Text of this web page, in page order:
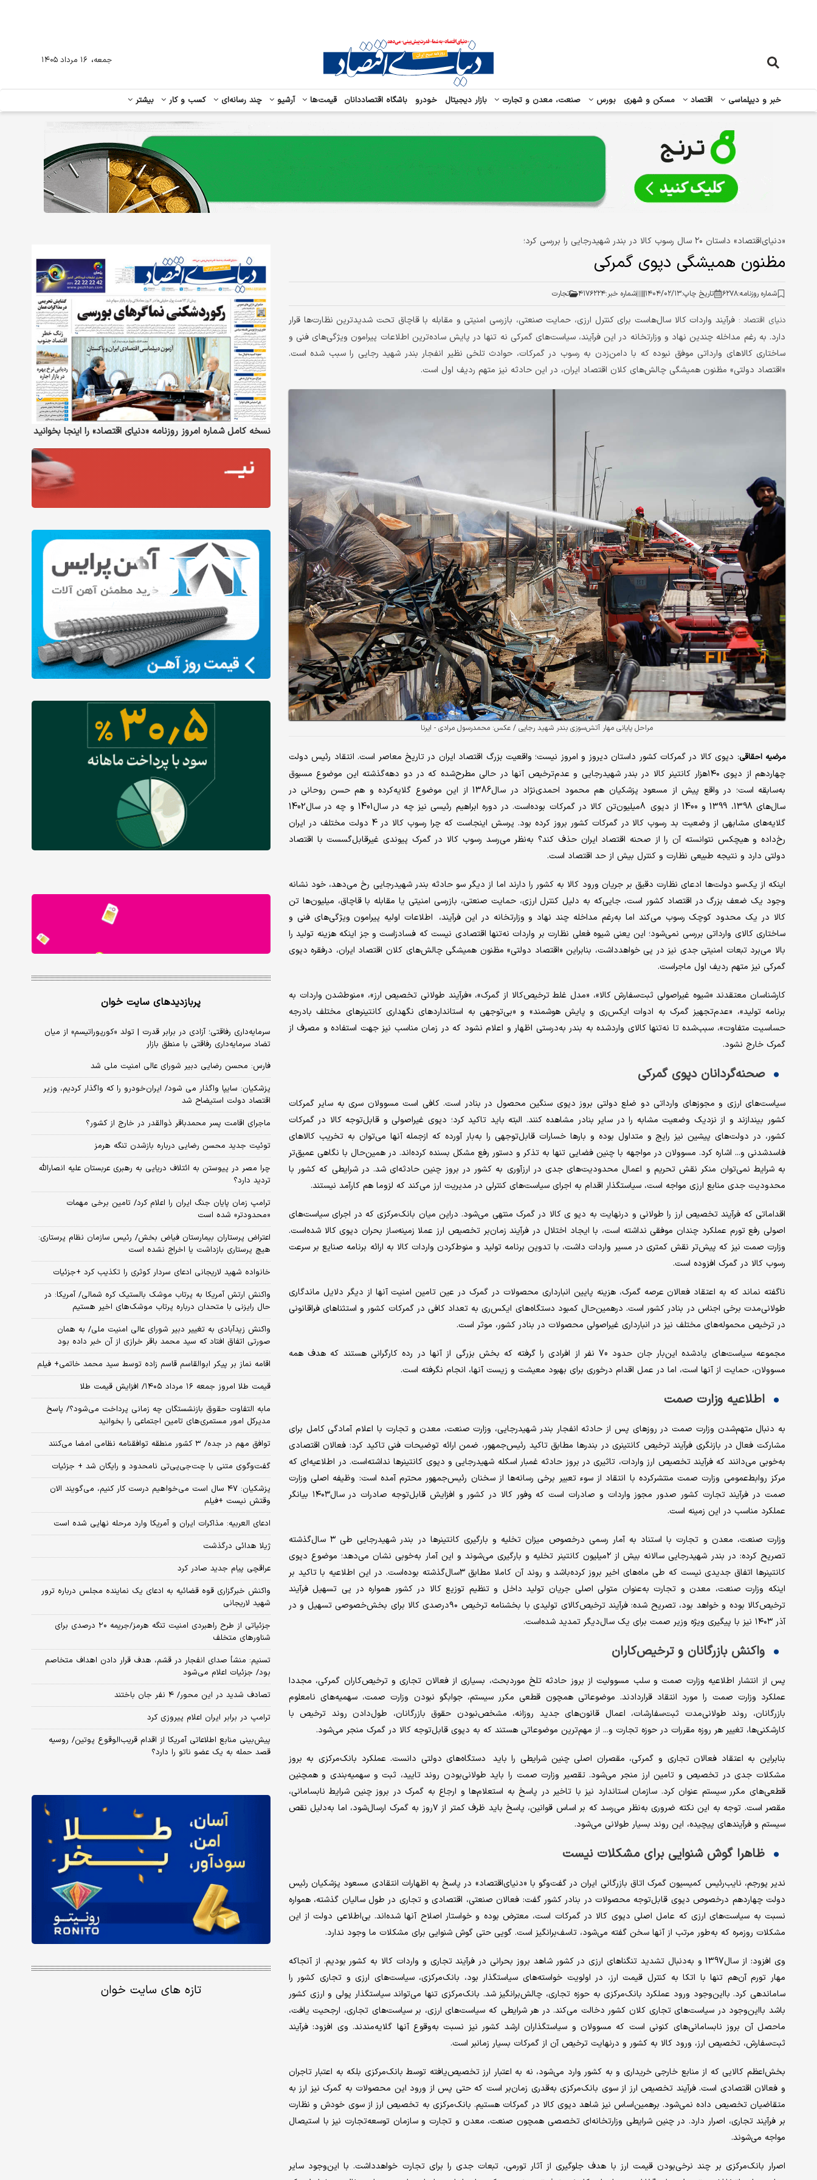
خبر و دیپلماسی اقتصاد مسکن و شهری بورس صنعت، معدن و تجارت بازار دیجیتال خودرو باشگاه اقتصاددانان قیمت‌ها آرشیو چند رسانه‌ای کسب و کار بیشتر
جمعه، ۱۶ مرداد ۱۴۰۵
«دنیای‌اقتصاد» داستان ۲۰‌ سال ‌رسوب‌ کالا در بندر شهیدرجایی را بررسی کرد؛
مظنون همیشگی دپوی گمرکی
شماره روزنامه:۶۲۷۸ تاریخ چاپ:۱۴۰۴/۰۲/۱۳ شماره خبر:۴۱۷۶۲۲۴ تجارت
دنیای اقتصاد :فرآیند واردات کالا سال‌هاست برای کنترل ارزی، حمایت صنعتی، بازرسی امنیتی و مقابله با قاچاق تحت شدیدترین نظارت‌ها قرار
دارد. به رغم مداخله چندین نهاد و وزارتخانه در این فرآیند، سیاست‌های گمرکی نه تنها در پایش ساد‌ه‌ترین اطلاعات پیرامون ویژگی‌های فنی و
ساختاری کالاهای وارداتی موفق نبوده که با دامن‌زدن به رسوب در گمرکات، حوادث تلخی نظیر انفجار بندر شهید رجایی را سبب شده است.
«اقتصاد دولتی» مظنون همیشگی چالش‌های کلان اقتصاد ایران، در این حادثه نیز متهم ردیف اول است.
مراحل پایانی مهار آتش‌سوزی بندر شهید رجایی / عکس: محمدرسول مرادی - ایرنا
مرضیه احقاقی: دپوی کالا در گمرکات کشور داستان دیروز و امروز نیست؛ واقعیت بزرگ اقتصاد ایران در تاریخ معاصر است. انتقاد رئیس دولت
چهاردهم از دپوی ۱۴۰هزار کانتینر کالا در بندر شهیدرجایی و عدم‌ترخیص آنها در حالی مطرح‌شده که در دو دهه‌گذشته این موضوع مسبوق
به‌سابقه است؛ در واقع پیش از مسعود پزشکیان‌ هم محمود احمدی‌‌‌‌‌نژاد در سال‌1386 از این موضوع گلایه‌کرده و هم حسن روحانی در
سال‌های 1398، 1399 و 1400 از دپوی 8‌میلیون‌تن کالا در گمرکات بوده‌است. در دوره ابراهیم رئیسی نیز چه در سال‌1401 و چه در سال‌1402
گلایه‌‌‌‌‌های مشابهی از وضعیت بد رسوب کالا در گمرکات کشور بروز کرده‌ بود. پرسش اینجاست که چرا رسوب کالا در 4 دولت مختلف در ایران
رخ‌داده و هیچکس نتوانسته آن را از صحنه اقتصاد ایران حذف کند؟ به‌نظر می‌رسد رسوب کالا در گمرک پیوندی غیرقابل‌گسست با اقتصاد
دولتی دارد و نتیجه طبیعی نظارت و کنترل بیش از حد اقتصاد است.
اینکه از یک‌سو دولت‌ها ادعای نظارت دقیق بر جریان ورود کالا به کشور را دارند اما از دیگر سو حادثه بندر شهیدرجایی رخ می‌دهد، خود نشانه
وجود یک ضعف بزرگ در اقتصاد کشور است، جایی‌که به دلیل کنترل ارزی، حمایت صنعتی، بازرسی امنیتی یا مقابله با قاچاق، ‌میلیون‌ها ‌تن
کالا در یک محدود کوچک رسوب می‌کند اما به‌رغم مداخله چند نهاد و وزارتخانه در این فرآیند، اطلاعات اولیه پیرامون ویژگی‌های فنی و
ساختاری کالای وارداتی بررسی نمی‌شود؛ این ‌یعنی شیوه فعلی نظارت بر واردات نه‌تنها اقتصادی نیست که فسادزاست و جز اینکه هزینه تولید را
بالا می‌برد تبعات امنیتی جدی نیز در پی خواهدداشت، بنابراین «اقتصاد دولتی» مظنون همیشگی چالش‌های کلان اقتصاد ایران، در‌فقره دپوی
گمرکی نیز متهم ردیف اول ماجراست.
کارشناسان معتقدند «شیوه غیر‌اصولی ثبت‌سفارش کالا»، «مدل غلط ترخیص‌کالا از گمرک»، «فرآیند طولانی تخصیص ارز»، «منوط‌شدن واردات به
برنامه تولید»، «عدم‌تجهیز گمرک به ادوات ایکس‌‌‌‌‌ری و پایش هوشمند» و «بی‌‌‌‌‌توجهی به استانداردهای نگهداری کانتینرهای مختلف با‌درجه
حساسیت متفاوت»، سبب‌شده تا نه‌تنها کالای واردشده به بندر به‌درستی اظهار و اعلام نشود که در زمان مناسب نیز جهت استفاده و مصرف از
گمرک خارج نشود.
صحنه‌‌‌‌‌گردانان دپوی گمرکی
سیاست‌های ارزی و مجوزهای وارداتی دو ضلع دولتی بروز دپوی سنگین محصول در بنادر است. کافی است مسوولان سری به سایر گمرکات
کشور بیندازند و از نزدیک وضعیت مشابه را در سایر بنادر مشاهده کنند. البته باید تاکید کرد؛ دپوی غیراصولی و قابل‌توجه کالا در گمرکات
کشور، در دولت‌های پیشین نیز رایج و متداول بوده و بارها خسارات قابل‌توجهی را به‌بار آورده که ازجمله آنها می‌توان به تخریب کالاهای
فاسدشدنی و... اشاره کرد. مسوولان در مواجهه با چنین فضایی تنها به تذکر و دستور رفع مشکل بسنده کرده‌اند. در همین‌‌‌‌‌حال با نگاهی عمیق‌تر
به شرایط نمی‌توان منکر نقش تحریم و اعمال محدودیت‌های جدی در ارزآوری به کشور در بروز چنین حادثه‌‌‌‌‌ای شد. در شرایطی که کشور با
محدودیت جدی منابع ارزی مواجه است، سیاستگذار اقدام به اجرای سیاست‌های کنترلی در مدیریت ارز می‌کند که لزوما هم کارآمد نیستند.
اقداماتی که فرآیند تخصیص ارز را طولانی و درنهایت به دپو ی کالا در گمرک منتهی می‌شود. دراین میان بانک‌مرکزی که در اجرای سیاست‌های
اصولی رفع تورم عملکرد چندان موفقی نداشته است، با ایجاد اختلال در فرآیند زمان‌بر تخصیص ارز عملا زمینه‌‌‌‌‌ساز بحران دپوی کالا شده‌است.
وزارت صمت نیز که پیش‌تر نقش کمتری در مسیر واردات داشت، با تدوین برنامه تولید و منوط‌کردن واردات کالا به ارائه برنامه صنایع بر سرعت
رسوب کالا در گمرک افزوده است.
ناگفته نماند که به اعتقاد فعالان عرصه گمرک، هزینه پایین انبارداری محصولات در گمرک در عین تامین امنیت آنها از دیگر دلایل ماندگاری
طولانی‌‌‌‌‌مدت برخی اجناس در بنادر کشور است. درهمین‌‌‌‌‌حال کمبود دستگاه‌های ایکس‌‌‌‌‌ری به تعداد کافی در گمرکات کشور و استثناهای فراقانونی
در ترخیص محموله‌‌‌‌‌های مختلف نیز در انبارداری غیراصولی محصولات در بنادر کشور، موثر است.
مجموعه سیاست‌های یادشده این‌بار جان حدود 70 نفر از افرادی را گرفته که بخش بزرگی از آنها در رده کارگرانی هستند که هدف همه
مسوولان، حمایت از آنها است، اما در عمل اقدام درخوری برای بهبود معیشت و زیست آنها، انجام نگرفته است.
اطلاعیه وزارت صمت
به دنبال متهم‌شدن وزارت صمت در روزهای پس از حادثه انفجار بندر شهیدرجایی، وزارت صنعت، معدن و تجارت با اعلام آمادگی کامل برای
مشارکت فعال در بازنگری فرآیند ترخیص کانتینری در بندرها مطابق تاکید رئیس‌جمهور، ضمن ارائه توضیحات فنی تاکید کرد: فعالان اقتصادی
به‌‌‌‌‌خوبی می‌دانند که فرآیند تخصیص ارز واردات، تاثیری در بروز حادثه غمبار اسکله شهیدرجایی و دپوی کانتینرها نداشته‌است. در اطلاعیه‌ای که
مرکز روابط‌عمومی وزارت صمت منتشر‌کرده با انتقاد از سوء تعبیر برخی رسانه‌ها از سخنان رئیس‌جمهور محترم آمده است: وظیفه اصلی وزارت
صمت در فرآیند تجارت کشور صدور مجوز واردات و صادرات است که وفور کالا در کشور و افزایش قابل‌توجه صادرات در سال‌۱۴۰۳ بیانگر
عملکرد مناسب در این زمینه است.
وزارت صنعت، معدن و تجارت با استناد به آمار رسمی درخصوص میزان تخلیه و بارگیری کانتینرها در بندر شهیدرجایی طی ۳ سال‌گذشته
تصریح کرده: در بندر شهیدرجایی سالانه بیش از ۲‌میلیون کانتینر تخلیه و بارگیری می‌شوند و این آمار به‌خوبی نشان می‌دهد؛ موضوع دپوی
کانتینرها اتفاق جدیدی نیست که طی ماه‌های اخیر بروز کرده‌باشد و روند آن کاملا مطابق ۳سال‌گذشته بوده‌است. در این اطلاعیه با تاکید بر
اینکه وزارت صنعت، معدن و تجارت به‌عنوان متولی اصلی جریان تولید داخل و تنظیم توزیع کالا در کشور همواره در پی تسهیل فرآیند
ترخیص‌کالا بوده و خواهد بود، تصریح شده: فرآیند ترخیص‌کالای تولیدی با بخشنامه ترخیص ۹۰‌درصدی کالا برای بخش‌خصوصی تسهیل و در
آذر ۱۴۰۳ نیز با پیگیری ویژه وزیر صمت برای یک سال‌دیگر تمدید شده‌است.
واکنش بازرگانان و ترخیص‌کاران
پس از انتشار اطلاعیه وزارت صمت و سلب مسوولیت از بروز حادثه تلخ موردبحث، بسیاری از فعالان تجاری و ترخیص‌‌‌‌‌کاران گمرکی، مجددا
عملکرد وزارت صمت را مورد انتقاد قراردادند. موضوعاتی همچون قطعی مکرر سیستم، جوابگو نبودن وزارت صمت، سهمیه‌‌‌‌‌های نامعلوم
بازرگانان، روند طولانی‌‌‌‌‌مدت ثبت‌سفارشات، اعمال قانون‌‌‌‌‌های جدید روزانه، مشخص‌نبودن حقوق بازرگانان، طول‌دادن روند ترخیص با
کارشکنی‌‌‌‌‌ها، تغییر هر روزه مقررات در حوزه تجارت و... از مهم‌ترین موضوعاتی هستند که به دپوی قابل‌توجه کالا در گمرک منجر می‌شود.
بنابراین به اعتقاد فعالان تجاری و گمرکی، مقصران اصلی چنین شرایطی را باید دستگاه‌های دولتی دانست. عملکرد بانک‌مرکزی به بروز
مشکلات جدی در تخصیص و تامین ارز منجر می‌شود. تقصیر وزارت صمت را باید طولانی‌بودن روند تایید، ثبت و سهمیه‌‌‌‌‌بندی و همچنین
قطعی‌‌‌‌‌های مکرر سیستم عنوان کرد. سازمان استاندارد نیز با تاخیر در پاسخ به استعلام‌‌‌‌‌ها و ارجاع به گمرک در بروز چنین شرایط نابسامانی،
مقصر است. توجه به این نکته ضروری به‌نظر می‌رسد که بر اساس قوانین، پاسخ باید ظرف کمتر از ۷‌روز به گمرک ارسال‌شود، اما به‌دلیل نقص
سیستم و فرآیندهای پیچیده، این روند بسیار طولانی می‌شود.
ظاهرا گوش شنوایی برای مشکلات نیست
ندیر پورجم، نایب‌رئیس کمیسیون گمرک اتاق بازرگانی ایران در گفت‌وگو با «دنیای‌اقتصاد» در پاسخ به اظهارات انتقادی مسعود پزشکیان رئیس
دولت چهاردهم درخصوص دپوی قابل‌توجه محصولات در بنادر کشور گفت: فعالان صنعتی، اقتصادی و تجاری در طول سالیان گذشته، همواره
نسبت به سیاست‌های ارزی که عامل اصلی دپوی کالا در گمرکات است، معترض بوده‌‌‌‌‌ و خواستار اصلاح آنها شده‌اند. بی‌‌‌‌‌اطلاعی دولت از این
مشکلات روزمره که به‌‌‌‌‌طور مرتب از آنها سخن گفته می‌شود، تاسف‌‌‌‌‌برانگیز است. گویی حتی گوش شنوایی برای مشکلات ما وجود ندارد.
وی افزود: از سال‌1397 و به‌دنبال تشدید تنگناهای ارزی در کشور شاهد بروز بحرانی در فرآیند تجاری و واردات کالا به کشور بودیم. از آنجاکه
مهار تورم آن‌‌‌‌‌هم تنها با اتکا به کنترل قیمت ارز، در اولویت خواسته‌‌‌‌‌های سیاستگذار بود، بانک‌مرکزی، سیاست‌های ارزی و تجاری کشور را
ساماندهی کرد. بااین‌‌‌‌‌وجود ورود عملکرد بانک‌مرکزی به حوزه تجاری، چالش‌‌‌‌‌برانگیز شد. بانک‌مرکزی تنها می‌تواند سیاستگذار پولی و ارزی کشور
باشد بااین‌‌‌‌‌وجود در سیاست‌های تجاری کلان کشور دخالت می‌کند. در هر شرایطی که سیاست‌های ارزی، بر سیاست‌های تجاری، ارجحیت یافت،
ماحصل آن بروز نابسامانی‌‌‌‌‌های کنونی است که مسوولان و سیاستگذاران ارشد کشور نیز نسبت به‌وقوع آنها گلایه‌‌‌‌‌مندند. وی افزود: فرآیند
ثبت‌سفارش، تخصیص ارز، ورود کالا به کشور و درنهایت ترخیص آن از گمرکات بسیار زمانبر است.
بخش‌اعظم کالایی که از منابع خارجی خریداری و به کشور وارد می‌شود، نه به اعتبار ارز تخصیص‌یافته توسط بانک‌مرکزی بلکه به اعتبار تاجران
و فعالان اقتصادی است. فرآیند تخصیص ارز از سوی بانک‌مرکزی به‌‌‌‌‌قدری زمان‌بر است که حتی پس از ورود این محصولات به گمرک نیز ارز به
متقاضیان تخصیص داده نمی‌شود. برهمین‌‌‌‌‌اساس نیز شاهد دپوی کالا در گمرکات هستیم. بانک‌مرکزی به تخصیص ارز از سوی خودش و نظارت
بر فرآیند تجاری، اصرار دارد. در چنین شرایطی وزارتخانه‌‌‌‌‌ای تخصصی همچون صنعت، معدن و تجارت و سازمان توسعه‌تجارت نیز با استیصال
مواجه می‌شوند.
اصرار بانک‌مرکزی بر چند نرخی‌بودن قیمت ارز با هدف جلوگیری از آثار تورمی، تبعات جدی را برای تجارت خواهدداشت. با این‌‌‌‌‌وجود سایر
نسخه کامل شماره امروز روزنامه «دنیای‌ اقتصاد» را اینجا بخوانید
پربازدیدهای سایت خوان
سرمایه‌داری رفاقتی؛ آزادی در برابر قدرت | تولد «کورپوراتیسم» از میان
تضاد سرمایه‌داری رفاقتی با منطق بازار
فارس: محسن رضایی دبیر شورای عالی امنیت ملی شد
پزشکیان: سایپا واگذار می شود/ ایران‌خودرو را که واگذار کردیم، وزیر
اقتصاد دولت استیضاح شد
ماجرای اقامت پسر محمدباقر ذوالقدر در خارج از کشور؟
توئیت جدید محسن رضایی درباره بازشدن تنگه هرمز
چرا مصر در پیوستن به ائتلاف دریایی به رهبری عربستان علیه انصارالله
تردید دارد؟
ترامپ زمان پایان جنگ ایران را اعلام کرد/ تامین برخی مهمات
«محدودتر» شده است
اعتراض پرستاران بیمارستان فیاض بخش/ رئیس سازمان نظام پرستاری:
هیچ پرستاری بازداشت یا اخراج نشده است
خانواده شهید لاریجانی ادعای سردار کوثری را تکذیب کرد +جزئیات
واکنش ارتش آمریکا به پرتاب موشک بالستیک کره شمالی/ آمریکا: در
حال رایزنی با متحدان درباره پرتاب موشک‌های اخیر هستیم
واکنش زیدآبادی به تغییر دبیر شورای عالی امنیت ملی/ به همان
صورتی اتفاق افتاد که سید محمد باقر خرازی از آن خبر داده بود
اقامه نماز بر پیکر ابوالقاسم قاسم زاده توسط سید محمد خاتمی+ فیلم
قیمت طلا امروز جمعه ۱۶ مرداد ۱۴۰۵/ افزایش قیمت طلا
مابه التفاوت حقوق بازنشستگان چه زمانی پرداخت می‌شود؟/ پاسخ
مدیرکل امور مستمری‌های تامین اجتماعی را بخوانید
توافق مهم در جده/ ۳ کشور منطقه توافقنامه نظامی امضا می‌کنند
گفت‌وگوی متنی با چت‌جی‌پی‌تی نامحدود و رایگان شد + جزئیات
پزشکیان: ۴۷ سال است می‌خواهیم درست کار کنیم، می‌گویند الان
وقتش نیست +فیلم
ادعای العربیه: مذاکرات ایران و آمریکا وارد مرحله نهایی شده است
ژیلا هدائی درگذشت
عراقچی پیام جدید صادر کرد
واکنش خبرگزاری قوه قضائیه به ادعای یک نماینده مجلس درباره ترور
شهید لاریجانی
جزئیاتی از طرح راهبردی امنیت تنگه هرمز/جریمه ۲۰ درصدی برای
شناورهای متخلف
تسنیم: منشأ صدای انفجار در قشم، هدف قرار دادن اهداف متخاصم
بود/ جزئیات اعلام می‌شود
تصادف شدید در این محور/ ۴ نفر جان باختند
ترامپ در برابر ایران اعلام پیروزی کرد
پیش‌بینی منابع اطلاعاتی آمریکا از اقدام قریب‌الوقوع پوتین/ روسیه
قصد حمله به یک عضو ناتو را دارد؟
تازه های سایت خوان